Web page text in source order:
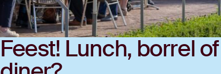
Feest! Lunch, bor­rel of